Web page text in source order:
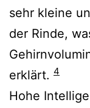
sehr kleine
der Rinde,
erklärt. 4
Hohe